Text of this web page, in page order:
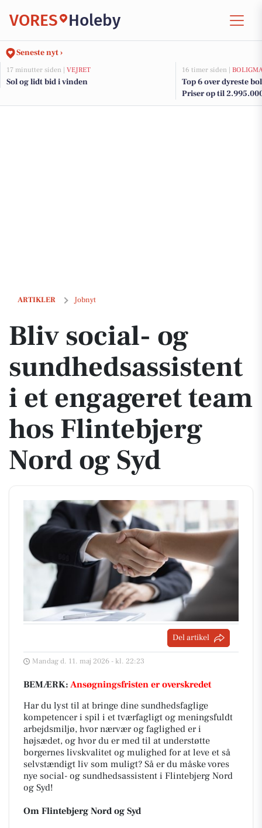
VORES Holeby
Seneste nyt ›
17 minutter siden | VEJRET
Sol og lidt bid i vinden
16 timer siden |
Top 6 over dyreste
Priser op til
ARTIKLER Jobnyt
Bliv social- og sundhedsassistent i et engageret team hos Flintebjerg
Bliv social- og
sundhedsassistent
i et engageret team
hos Flintebjerg
Nord og Syd
Del artikel
Mandag d. 11. maj 2026 - kl. 22:23
BEMÆRK: Ansøgningsfristen er overskredet
Har du lyst til at bringe dine sundhedsfaglige
kompetencer i spil i et tværfagligt og meningsfuldt
arbejdsmiljø, hvor nærvær og faglighed er i
højsædet, og hvor du er med til at understøtte
borgernes livskvalitet og mulighed for at leve et så
selvstændigt liv som muligt? Så er du måske vores
nye social- og sundhedsassistent i Flintebjerg Nord
og Syd!
Om Flintebjerg Nord og Syd